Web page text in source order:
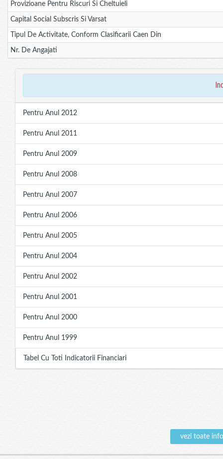
Provizioane Pentru Riscuri Si Cheltuieli
Capital Social Subscris Si Varsat
Tipul De Activitate, Conform Clasificarii Caen Din
Nr. De Angajati
Pentru Anul 2012
Pentru Anul 2011
Pentru Anul 2009
Pentru Anul 2008
Pentru Anul 2007
Pentru Anul 2006
Pentru Anul 2005
Pentru Anul 2004
Pentru Anul 2002
Pentru Anul 2001
Pentru Anul 2000
Pentru Anul 1999
Tabel Cu Toti Indicatorii Financiari
vezi toate